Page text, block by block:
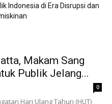
Indonesia di Era Disrupsi dan
Makam Sang
Publik Jelang...
0
Hari Ulang Tahun (HUT)